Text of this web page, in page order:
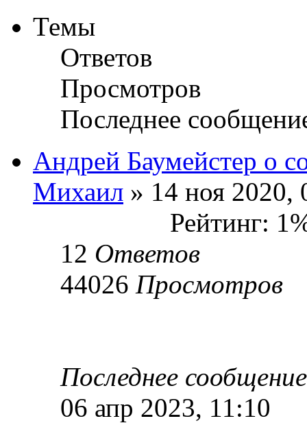
Темы
Ответов
Просмотров
Последнее
Андрей Баумейстер о
Михаил » 14 ноя 2020,
Рейтинг:
12 Ответов
44026 Просмотров
Последнее
06 апр 2023, 11:10